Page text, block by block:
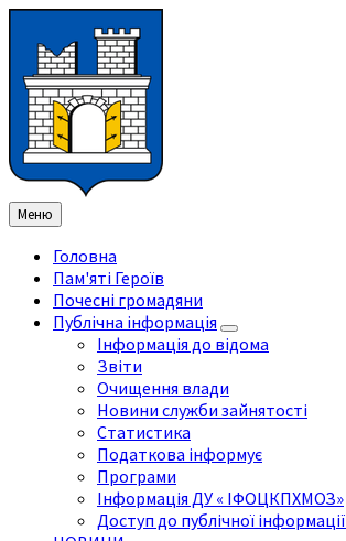
змісту
ліву
бічну
панель
праву
бічну
панель
нижнього
колонтитула
Меню
Головна
Пам'яті Героїв
Почесні громадяни
Публічна інформація
Інформація до відома
Звіти
Очищення влади
Новини служби зайнятості
Статистика
Податкова інформує
Програми
Інформація ДУ « ІФОЦКПХМОЗ»
Доступ до публічної інформації